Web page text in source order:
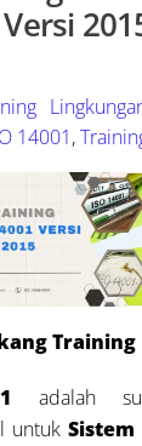
Versi
14001,
Training
adalah
untuk